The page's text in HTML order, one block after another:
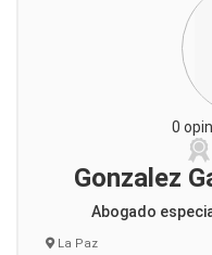
0
Gonzalez
Abogado
La Paz